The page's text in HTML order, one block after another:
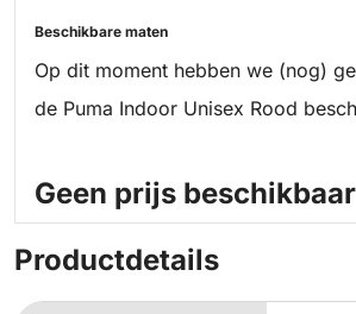
Beschikbare maten
Op dit moment hebben we (nog)
de Puma Indoor Unisex Rood
Geen prijs beschikbaar
Productdetails